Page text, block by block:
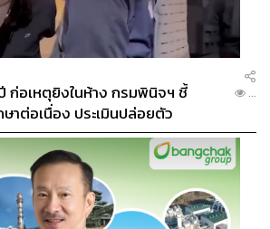
ก่อเหตุยิงในห้าง กรมพินิจฯ ชี้
าต่อเนื่อง ประเมินปล่อยตัว
...